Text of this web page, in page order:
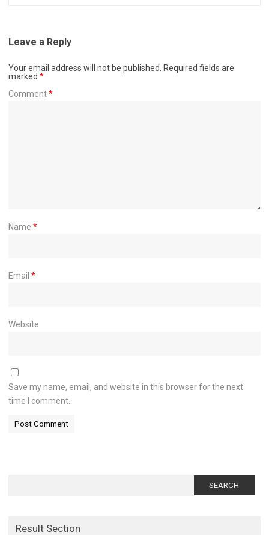
Leave a Reply
Your email address will not be published.
Required fields are
marked *
Comment*
Name *
Email *
Website
Save my name, email, and website in this browser for the next
time I comment.
Result Section